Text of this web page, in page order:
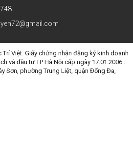
Việt. Giấy chứng nhận đăng ký kinh doanh
và đầu tư TP Hà Nội cấp ngày 17.01.2006 .
Sơn, phường Trung Liệt, quận Đống Đa,